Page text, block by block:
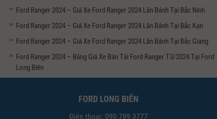
Ford Ranger 2024 – Giá Xe Ford Ranger 2024 Lăn Bánh Tại Bắc Ninh
Ford Ranger 2024 – Giá Xe Ford Ranger 2024 Lăn Bánh Tại Bắc Kạn
Ford Ranger 2024 – Giá Xe Ford Ranger 2024 Lăn Bánh Tại Bắc Giang
Ford Ranger 2024 – Bảng Giá Xe Bán Tải Ford Ranger T3/2024 Tại Ford
Long Biên
FORD LONG BIÊN
Điện thoại: 090.789.3777